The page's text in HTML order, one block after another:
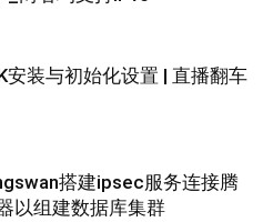
安装与初始化设置 | 直播翻车
搭建ipsec服务连接腾
以组建数据库集群